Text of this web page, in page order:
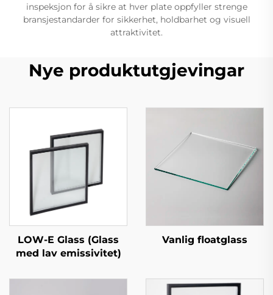
inspeksjon for å sikre at hver plate oppfyller strenge
bransjestandarder for sikkerhet, holdbarhet og visuell
attraktivitet.
Nye produktutgjevingar
LOW-E Glass (Glass
med lav emissivitet)
Vanlig floatglass